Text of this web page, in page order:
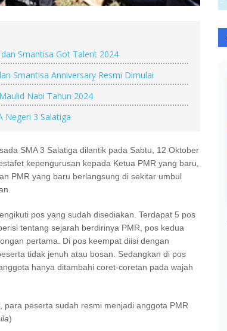
Smantisa Got Talent 2024
Smantisa Anniversary Resmi Dimulai
Nabi Tahun 2024
Negeri 3 Salatiga
SMA 3 Salatiga dilantik pada Sabtu, 12 Oktober
kepengurusan kepada Ketua PMR yang baru,
PMR yang baru berlangsung di sekitar umbul
pos yang sudah disediakan. Terdapat 5 pos
tentang sejarah berdirinya PMR, pos kedua
pertama. Di pos keempat diisi dengan
tidak jenuh atau bosan. Sedangkan di pos
hanya ditambahi coret-coretan pada wajah
peserta sudah resmi menjadi anggota PMR
)